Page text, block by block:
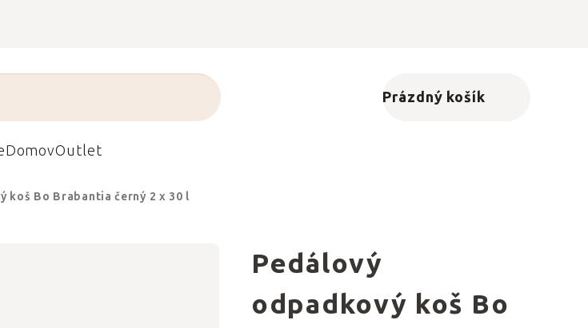
Nákupní košík
Prázdný košík
DomovOutlet
koš Bo Brabantia černý 2 x 30 l
Pedálový
odpadkový koš Bo